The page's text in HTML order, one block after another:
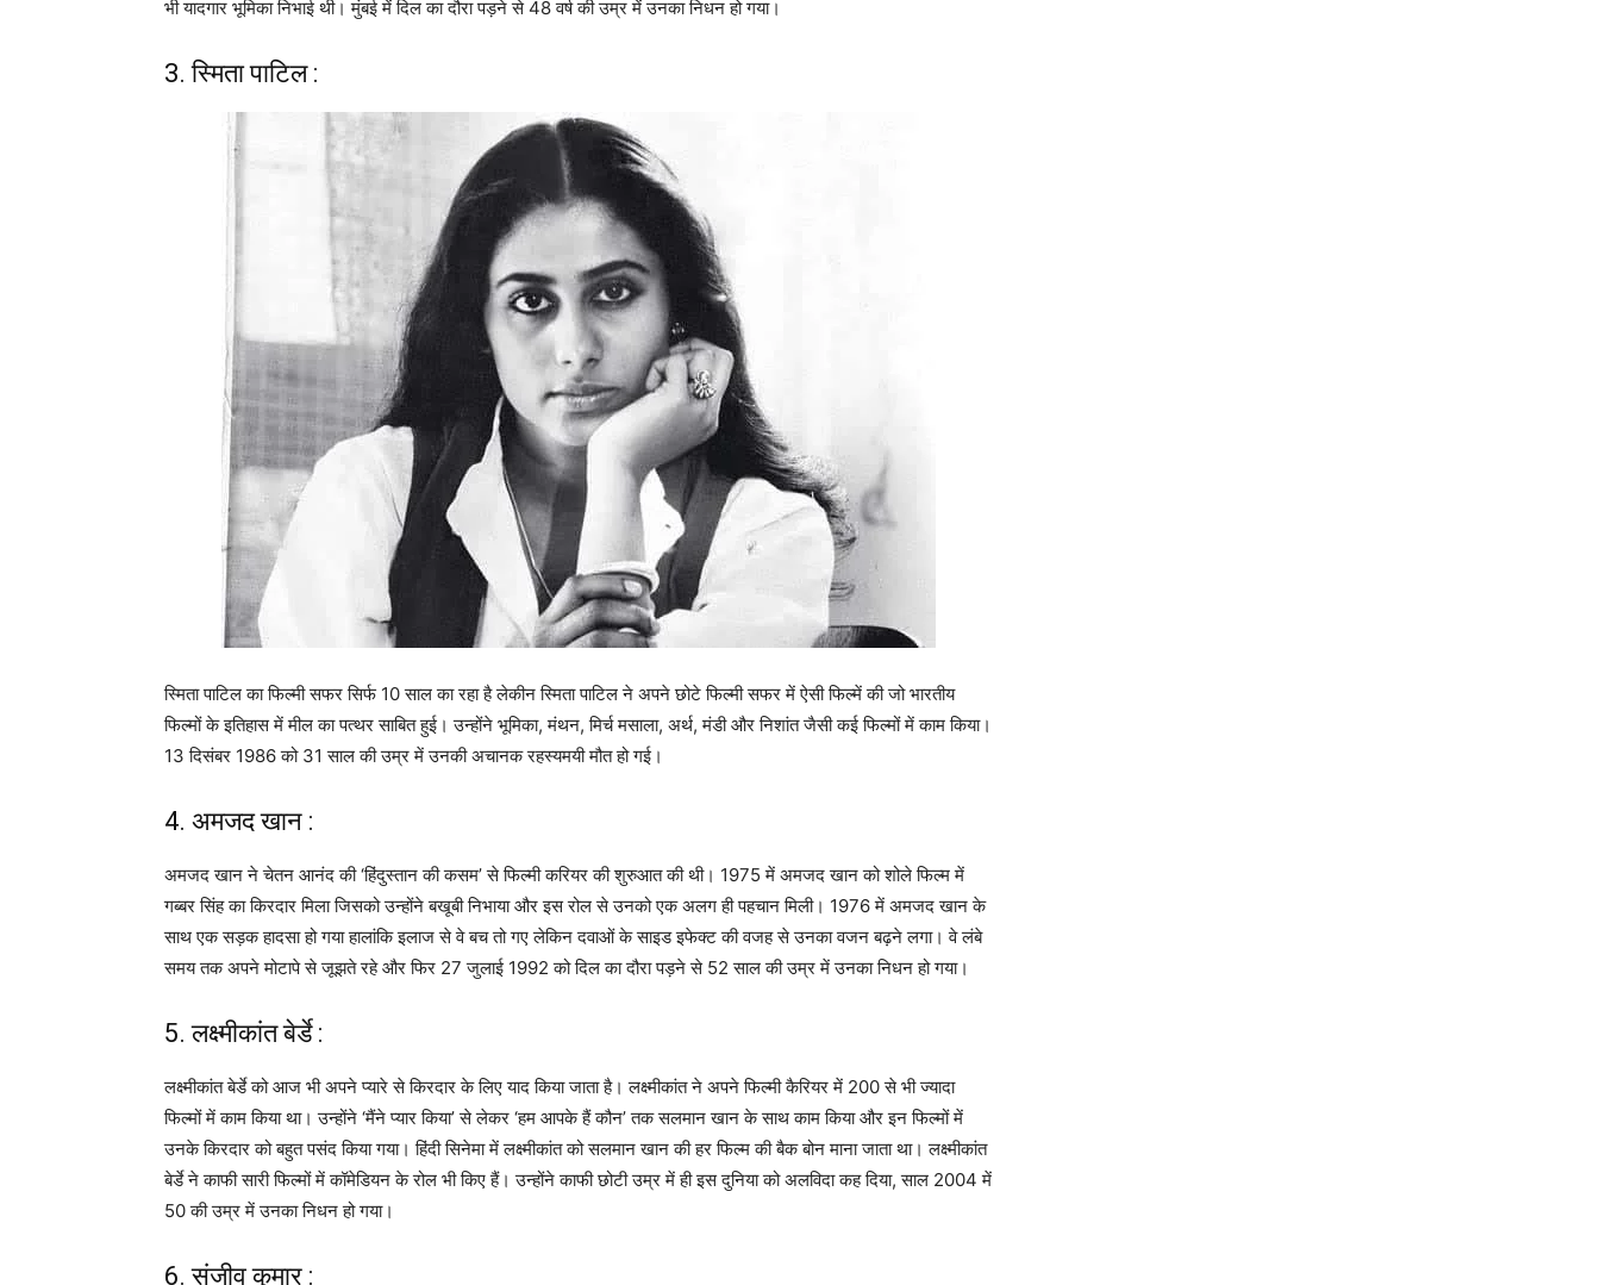
भी यादगार भूमिका निभाई थी। मुंबई में दिल का दौरा पड़ने से 48 वर्ष की उम्र में उनका निधन हो गया।
3. स्मिता पाटिल :
स्मिता पाटिल का फिल्मी सफर सिर्फ 10 साल का रहा है लेकीन स्मिता पाटिल ने अपने छोटे फिल्मी सफर में ऐसी फिल्में की जो भारतीय
फिल्मों के इतिहास में मील का पत्थर साबित हुई। उन्होंने भूमिका, मंथन, मिर्च मसाला, अर्थ, मंडी और निशांत जैसी कई फिल्मों में काम किया।
13 दिसंबर 1986 को 31 साल की उम्र में उनकी अचानक रहस्यमयी मौत हो गई।
4. अमजद खान :
अमजद खान ने चेतन आनंद की ‘हिंदुस्तान की कसम’ से फिल्मी करियर की शुरुआत की थी। 1975 में अमजद खान को शोले फिल्म में
गब्बर सिंह का किरदार मिला जिसको उन्होंने बखूबी निभाया और इस रोल से उनको एक अलग ही पहचान मिली। 1976 में अमजद खान के
साथ एक सड़क हादसा हो गया हालांकि इलाज से वे बच तो गए लेकिन दवाओं के साइड इफेक्ट की वजह से उनका वजन बढ़ने लगा। वे लंबे
समय तक अपने मोटापे से जूझते रहे और फिर 27 जुलाई 1992 को दिल का दौरा पड़ने से 52 साल की उम्र में उनका निधन हो गया।
5. लक्ष्मीकांत बेर्डे :
लक्ष्मीकांत बेर्डे को आज भी अपने प्यारे से किरदार के लिए याद किया जाता है। लक्ष्मीकांत ने अपने फिल्मी कैरियर में 200 से भी ज्यादा
फिल्मों में काम किया था। उन्होंने ‘मैंने प्यार किया’ से लेकर ‘हम आपके हैं कौन’ तक सलमान खान के साथ काम किया और इन फिल्मों में
उनके किरदार को बहुत पसंद किया गया। हिंदी सिनेमा में लक्ष्मीकांत को सलमान खान की हर फिल्म की बैक बोन माना जाता था। लक्ष्मीकांत
बेर्डे ने काफी सारी फिल्मों में कॉमेडियन के रोल भी किए हैं। उन्होंने काफी छोटी उम्र में ही इस दुनिया को अलविदा कह दिया, साल 2004 में
50 की उम्र में उनका निधन हो गया।
6. संजीव कुमार :